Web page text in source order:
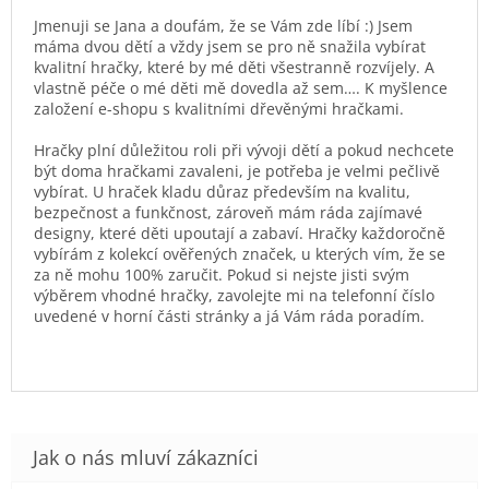
Jmenuji se Jana a doufám, že se Vám zde líbí :) Jsem
máma dvou dětí a vždy jsem se pro ně snažila vybírat
kvalitní hračky, které by mé děti všestranně rozvíjely. A
vlastně péče o mé děti mě dovedla až sem…. K myšlence
založení e-shopu s kvalitními dřevěnými hračkami.
Hračky plní důležitou roli při vývoji dětí a pokud nechcete
být doma hračkami zavaleni, je potřeba je velmi pečlivě
vybírat. U hraček kladu důraz především na kvalitu,
bezpečnost a funkčnost, zároveň mám ráda zajímavé
designy, které děti upoutají a zabaví. Hračky každoročně
vybírám z kolekcí ověřených značek, u kterých vím, že se
za ně mohu 100% zaručit. Pokud si nejste jisti svým
výběrem vhodné hračky, zavolejte mi na telefonní číslo
uvedené v horní části stránky a já Vám ráda poradím.